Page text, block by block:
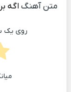
متن آهنگ اگه
روی یک